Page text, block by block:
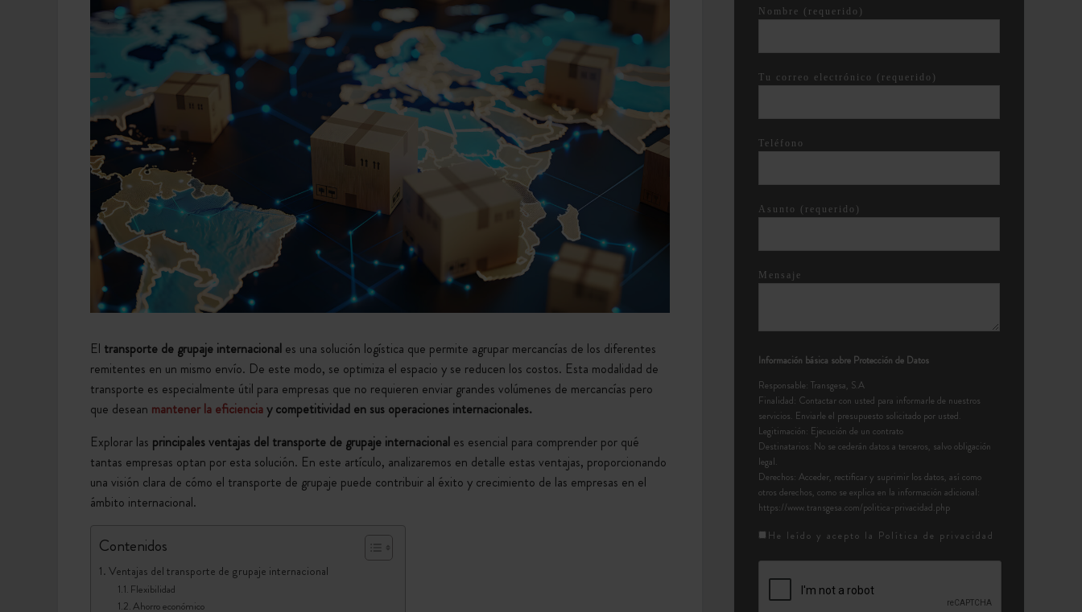
GRUPAJE
INTERNACIONAL:
PRINCIPALES
VENTAJAS
El transporte de grupaje internacional es una solución logística que permite agrupar mercancías de los diferentes
remitentes en un mismo envío. De este modo, se optimiza el espacio y se reducen los costos. Esta modalidad de
transporte es especialmente útil para empresas que no requieren enviar grandes volúmenes de mercancías pero
que desean mantener la eficienciay competitividad en sus operaciones internacionales.
Explorar las principales ventajas del transporte de grupaje internacional es esencial para comprender por qué
tantas empresas optan por esta solución. En este artículo, analizaremos en detalle estas ventajas, proporcionando
una visión clara de cómo el transporte de grupaje puede contribuir al éxito y crecimiento de las empresas en el
ámbito internacional.
Contenidos
Ventajas del transporte de grupaje internacional
Flexibilidad
Ahorro económico
Nombre (requerido)
Tu correo electrónico (requerido)
Teléfono
Asunto (requerido)
Mensaje
Información básica sobre Protección de Datos
Responsable: Transgesa, S.A
Finalidad: Contactar con usted para informarle de nuestros
servicios. Enviarle el presupuesto solicitado por usted.
Legitimación: Ejecución de un contrato
Destinatarios: No se cederán datos a terceros, salvo obligación
legal.
Derechos: Acceder, rectificar y suprimir los datos, así como
otros derechos, como se explica en la información adicional:
https://www.transgesa.com/politica-privacidad.php
He leído y acepto la Política de privacidad